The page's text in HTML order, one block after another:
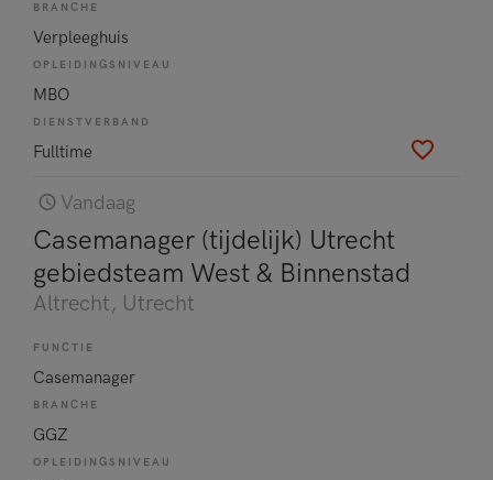
BRANCHE
Verpleeghuis
OPLEIDINGSNIVEAU
MBO
DIENSTVERBAND
Fulltime
Vandaag
Casemanager (tijdelijk) Utrecht
gebiedsteam West & Binnenstad
Altrecht, Utrecht
FUNCTIE
Casemanager
BRANCHE
GGZ
OPLEIDINGSNIVEAU